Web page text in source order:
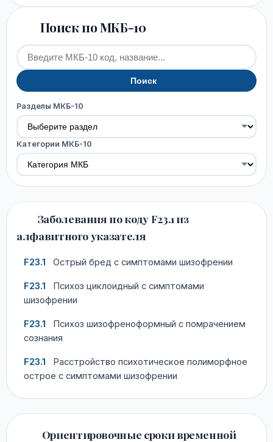
Поиск по МКБ-10
Поиск
Разделы МКБ-10
Категории МКБ-10
Заболевания по коду F23.1 из
алфавитного указателя
F23.1 Острый бред с симптомами шизофрении
F23.1
Психоз циклоидный с симптомами
шизофрении
F23.1
Психоз шизофреноформный с помрачением
сознания
F23.1
Расстройство психотическое полиморфное
острое с симптомами шизофрении
Ориентировочные сроки временной